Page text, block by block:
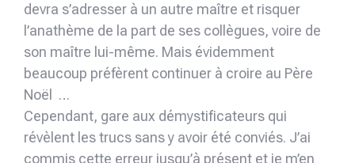
devra s’adresser à un autre maître et risquer
l’anathème de la part de ses collègues, voire de
son maître lui-même. Mais évidemment
beaucoup préfèrent continuer à croire au Père
Noël …
Cependant, gare aux démystificateurs qui
révèlent les trucs sans y avoir été conviés. J’ai
commis cette erreur jusqu’à présent et je m’en